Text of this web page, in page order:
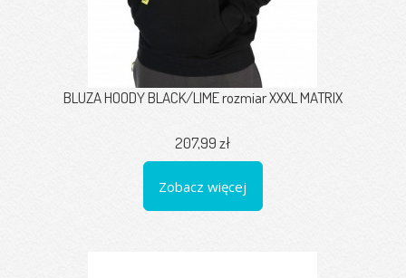
BLUZA HOODY BLACK/LIME rozmiar XXXL MATRIX
207,99 zł
Zobacz więcej